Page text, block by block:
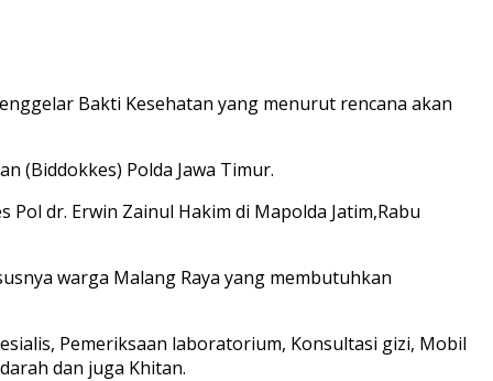
Bakti Kesehatan yang menurut rencana akan
(Biddokkes) Polda Jawa Timur.
dr. Erwin Zainul Hakim di Mapolda Jatim,Rabu
warga Malang Raya yang membutuhkan
Pemeriksaan laboratorium, Konsultasi gizi, Mobil
dan juga Khitan.